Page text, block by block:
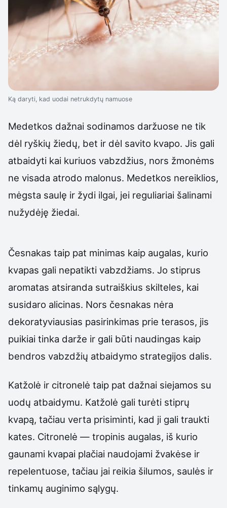
Ką daryti, kad uodai netrukdytų namuose
Medetkos dažnai sodinamos daržuose ne tik
dėl ryškių žiedų, bet ir dėl savito kvapo. Jis gali
atbaidyti kai kuriuos vabzdžius, nors žmonėms
ne visada atrodo malonus. Medetkos nereiklios,
mėgsta saulę ir žydi ilgai, jei reguliariai šalinami
nužydėję žiedai.
Česnakas taip pat minimas kaip augalas, kurio
kvapas gali nepatikti vabzdžiams. Jo stiprus
aromatas atsiranda sutraiškius skilteles, kai
susidaro alicinas. Nors česnakas nėra
dekoratyviausias pasirinkimas prie terasos, jis
puikiai tinka darže ir gali būti naudingas kaip
bendros vabzdžių atbaidymo strategijos dalis.
Katžolė ir citronelė taip pat dažnai siejamos su
uodų atbaidymu. Katžolė gali turėti stiprų
kvapą, tačiau verta prisiminti, kad ji gali traukti
kates. Citronelė — tropinis augalas, iš kurio
gaunami kvapai plačiai naudojami žvakėse ir
repelentuose, tačiau jai reikia šilumos, saulės ir
tinkamų auginimo sąlygų.